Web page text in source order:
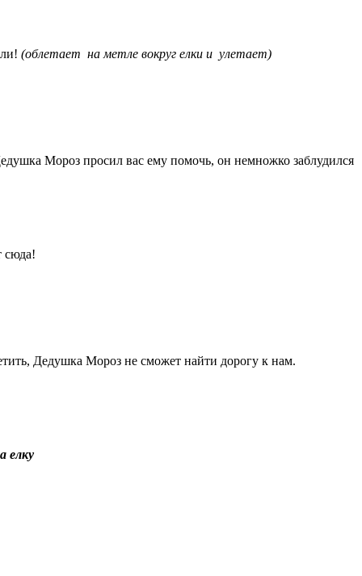
(облетает на метле вокруг елки и улетает)
Мороз просил вас ему помочь, он немножко заблудился
сюда!
Дедушка Мороз не сможет найти дорогу к нам.
елку